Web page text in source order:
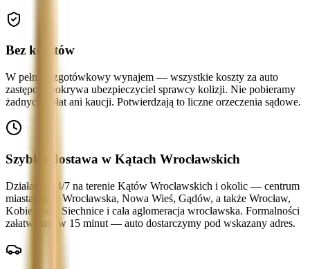
Bez kosztów
W pełni bezgotówkowy wynajem — wszystkie koszty za auto
zastępcze pokrywa ubezpieczyciel sprawcy kolizji. Nie pobieramy
żadnych opłat ani kaucji. Potwierdzają to liczne orzeczenia sądowe.
Szybka dostawa w Kątach Wrocławskich
Działamy 24/7 na terenie Kątów Wrocławskich i okolic — centrum
miasta, ulica Wrocławska, Nowa Wieś, Gądów, a także Wrocław,
Kobierzyce, Siechnice i cała aglomeracja wrocławska. Formalności
załatwiamy w 15 minut — auto dostarczymy pod wskazany adres.